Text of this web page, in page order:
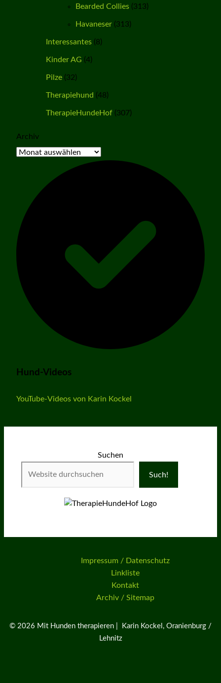
Bearded Collies(313)
Havaneser(313)
Interessantes(8)
Kinder AG (4)
Pilze(32)
Therapiehund (48)
TherapieHundeHof(307)
Archiv
Hund-Videos
YouTube-Videos von Karin Kockel
Suchen
Such!
Impressum / Datenschutz
Linkliste
Kontakt
Archiv / Sitemap
© 2026 Mit Hunden therapieren | Karin Kockel, Oranienburg /
Lehnitz